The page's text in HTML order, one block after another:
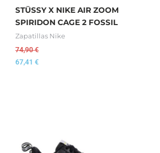
STÜSSY X NIKE AIR ZOOM
SPIRIDON CAGE 2 FOSSIL
Zapatillas Nike
74,90€
67,41 €